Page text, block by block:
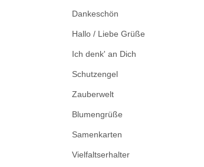
Dankeschön
Hallo / Liebe Grüße
Ich denk' an Dich
Schutzengel
Zauberwelt
Blumengrüße
Samenkarten
Vielfaltserhalter